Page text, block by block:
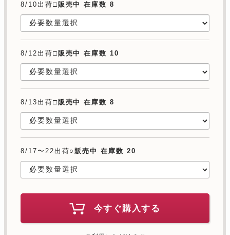
8/10出荷□販売中 在庫数 8
8/12出荷□販売中 在庫数 10
8/13出荷□販売中 在庫数 8
8/17〜22出荷○販売中 在庫数 20
今すぐ購入する